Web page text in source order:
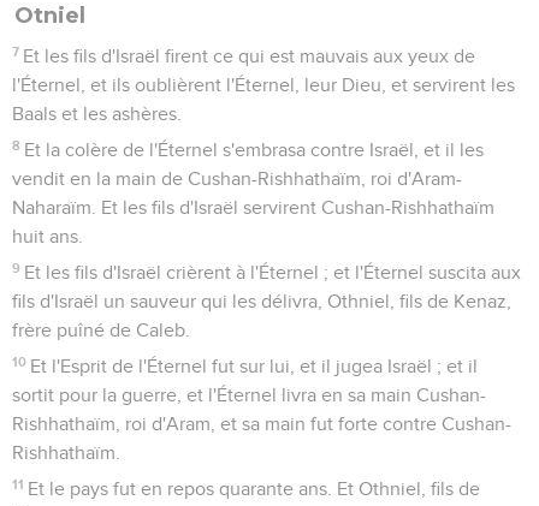
Otniel
7 Et les fils d'Israël firent ce qui est mauvais aux yeux de
l'Éternel, et ils oublièrent l'Éternel, leur Dieu, et servirent les
Baals et les ashères.
8 Et la colère de l'Éternel s'embrasa contre Israël, et il les
vendit en la main de Cushan-Rishhathaïm, roi d'Aram-
Naharaïm. Et les fils d'Israël servirent Cushan-Rishhathaïm
huit ans.
9 Et les fils d'Israël crièrent à l'Éternel ; et l'Éternel suscita aux
fils d'Israël un sauveur qui les délivra, Othniel, fils de Kenaz,
frère puîné de Caleb.
10 Et l'Esprit de l'Éternel fut sur lui, et il jugea Israël ; et il
sortit pour la guerre, et l'Éternel livra en sa main Cushan-
Rishhathaïm, roi d'Aram, et sa main fut forte contre Cushan-
Rishhathaïm.
11 Et le pays fut en repos quarante ans. Et Othniel, fils de